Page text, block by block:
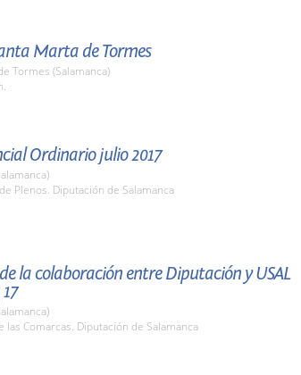
Marta de Tormes
Tormes (Salamanca)
Ordinario julio 2017
Plenos. Diputación de Salamanca
la colaboración entre Diputación y USAL
las Comarcas. Diputación de Salamanca